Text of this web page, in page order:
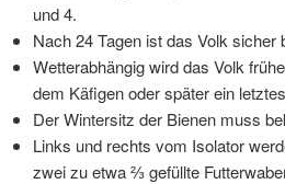
und 4.
Nach 24 Tagen ist das Volk sicher
Wetterabhängig wird das Volk
dem Käfigen oder später ein
Der Wintersitz der Bienen muss
Links und rechts vom Isolator
zwei zu etwa ⅔ gefüllte